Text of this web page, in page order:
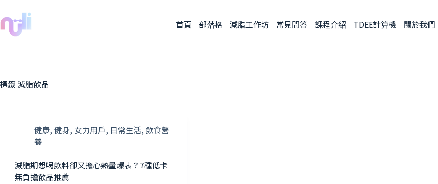
首頁 部落格 減脂工作坊 常見問答 課程介紹 TDEE計算機 關於我們
標籤 減脂飲品
健康, 健身, 女力用戶, 日常生活, 飲食營
養
減脂期想喝飲料卻又擔心熱量爆表？7種低卡
無負擔飲品推薦